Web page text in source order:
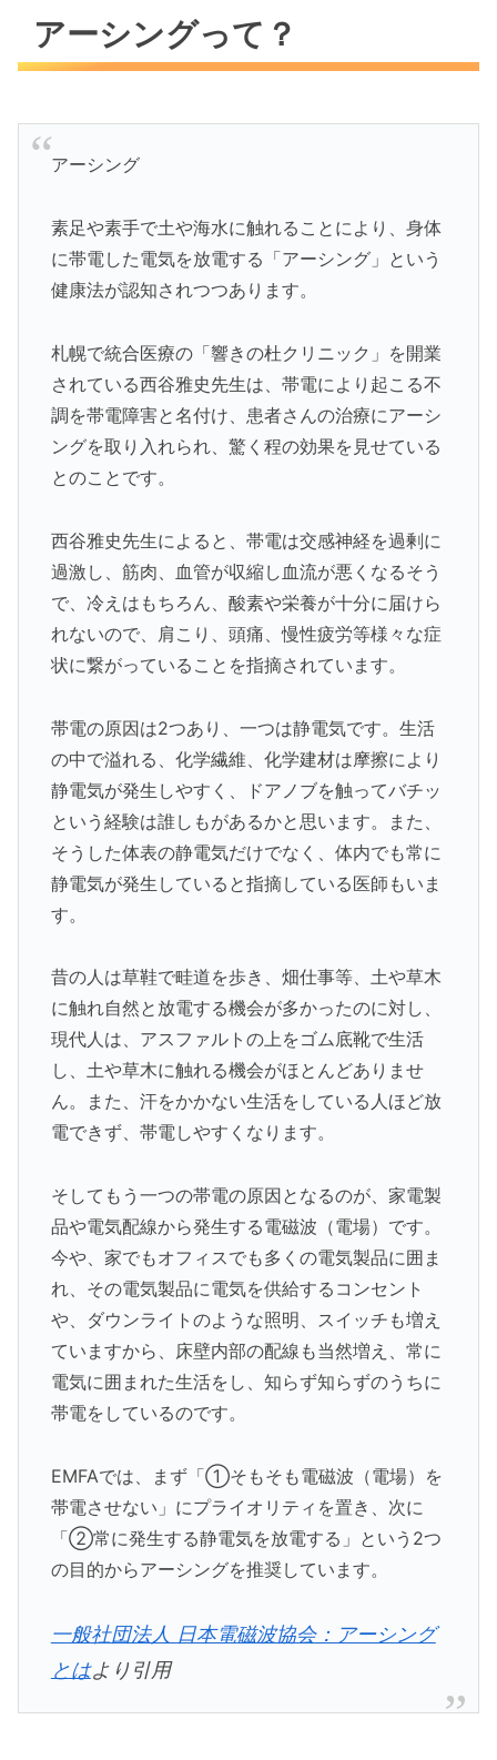
アーシングって？
アーシング
素足や素手で土や海水に触れることにより、身体
に帯電した電気を放電する「アーシング」という
健康法が認知されつつあります。
札幌で統合医療の「響きの杜クリニック」を開業
されている西谷雅史先生は、帯電により起こる不
調を帯電障害と名付け、患者さんの治療にアーシ
ングを取り入れられ、驚く程の効果を見せている
とのことです。
西谷雅史先生によると、帯電は交感神経を過剰に
過激し、筋肉、血管が収縮し血流が悪くなるそう
で、冷えはもちろん、酸素や栄養が十分に届けら
れないので、肩こり、頭痛、慢性疲労等様々な症
状に繋がっていることを指摘されています。
帯電の原因は2つあり、一つは静電気です。生活
の中で溢れる、化学繊維、化学建材は摩擦により
静電気が発生しやすく、ドアノブを触ってバチッ
という経験は誰しもがあるかと思います。また、
そうした体表の静電気だけでなく、体内でも常に
静電気が発生していると指摘している医師もいま
す。
昔の人は草鞋で畦道を歩き、畑仕事等、土や草木
に触れ自然と放電する機会が多かったのに対し、
現代人は、アスファルトの上をゴム底靴で生活
し、土や草木に触れる機会がほとんどありませ
ん。また、汗をかかない生活をしている人ほど放
電できず、帯電しやすくなります。
そしてもう一つの帯電の原因となるのが、家電製
品や電気配線から発生する電磁波（電場）です。
今や、家でもオフィスでも多くの電気製品に囲ま
れ、その電気製品に電気を供給するコンセント
や、ダウンライトのような照明、スイッチも増え
ていますから、床壁内部の配線も当然増え、常に
電気に囲まれた生活をし、知らず知らずのうちに
帯電をしているのです。
EMFAでは、まず「①そもそも電磁波（電場）を
帯電させない」にプライオリティを置き、次に
「②常に発生する静電気を放電する」という2つ
の目的からアーシングを推奨しています。
一般社団法人 日本電磁波協会：アーシング
とはより引用